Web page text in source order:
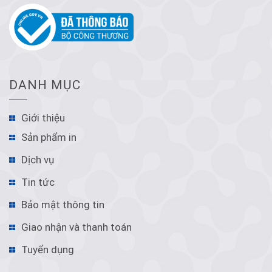
DANH MỤC
Giới thiệu
Sản phẩm in
Dịch vụ
Tin tức
Bảo mật thông tin
Giao nhận và thanh toán
Tuyển dụng